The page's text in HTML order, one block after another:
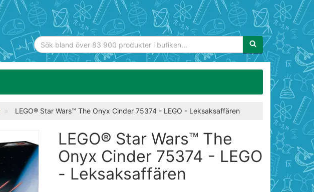
Sökfras:
LEGO® Star Wars™ The Onyx Cinder 75374 - LEGO - Leksaksaffären
LEGO® Star Wars™ The
Onyx Cinder 75374 - LEGO
- Leksaksaffären